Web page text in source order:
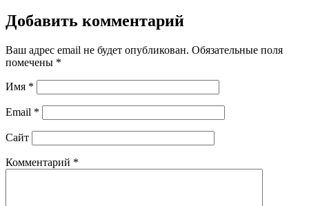
Добавить комментарий
Ваш адрес email не будет опубликован. Обязательные поля
помечены *
Имя *
Email *
Сайт
Комментарий *